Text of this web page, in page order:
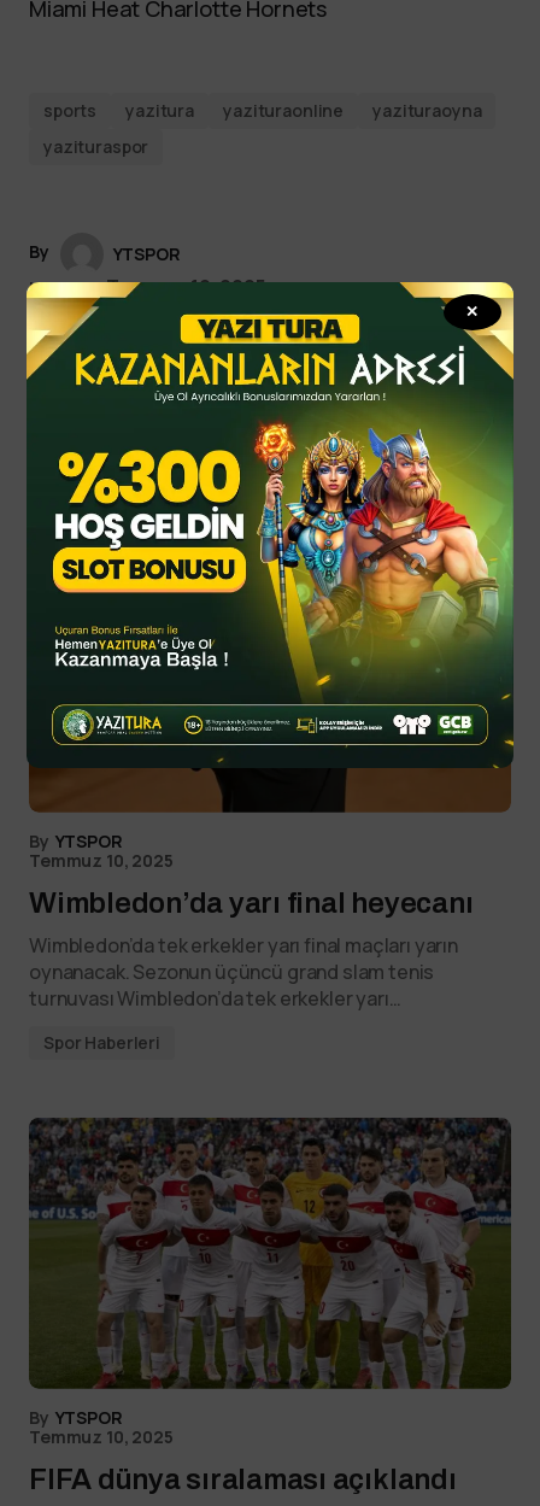
✕
Miami Heat Charlotte Hornets
sports yazitura yazituraonline
yazituraoyna
yazituraspor
By
YTSPOR
UpdatedTemmuz 10, 2025
Spor Haberleri
Read Next
By YTSPOR
Temmuz 10, 2025
Wimbledon’da yarı final heyecanı
Wimbledon’da tek erkekler yarı final maçları yarın
oynanacak. Sezonun üçüncü grand slam tenis
turnuvası Wimbledon’da tek erkekler yarı…
Spor Haberleri
By YTSPOR
Temmuz 10, 2025
FIFA dünya sıralaması açıklandı